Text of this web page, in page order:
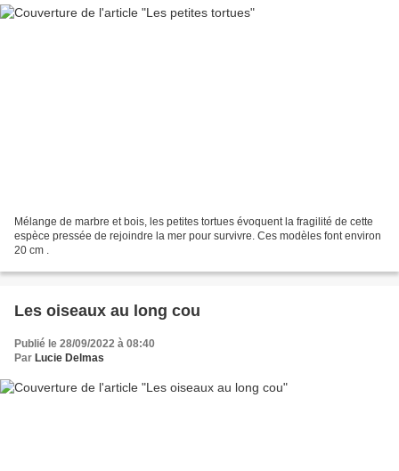
Mélange de marbre et bois, les petites tortues évoquent la fragilité de cette
espèce pressée de rejoindre la mer pour survivre. Ces modèles font environ
20 cm .
Les oiseaux au long cou
Publié le 28/09/2022 à 08:40
Par Lucie Delmas